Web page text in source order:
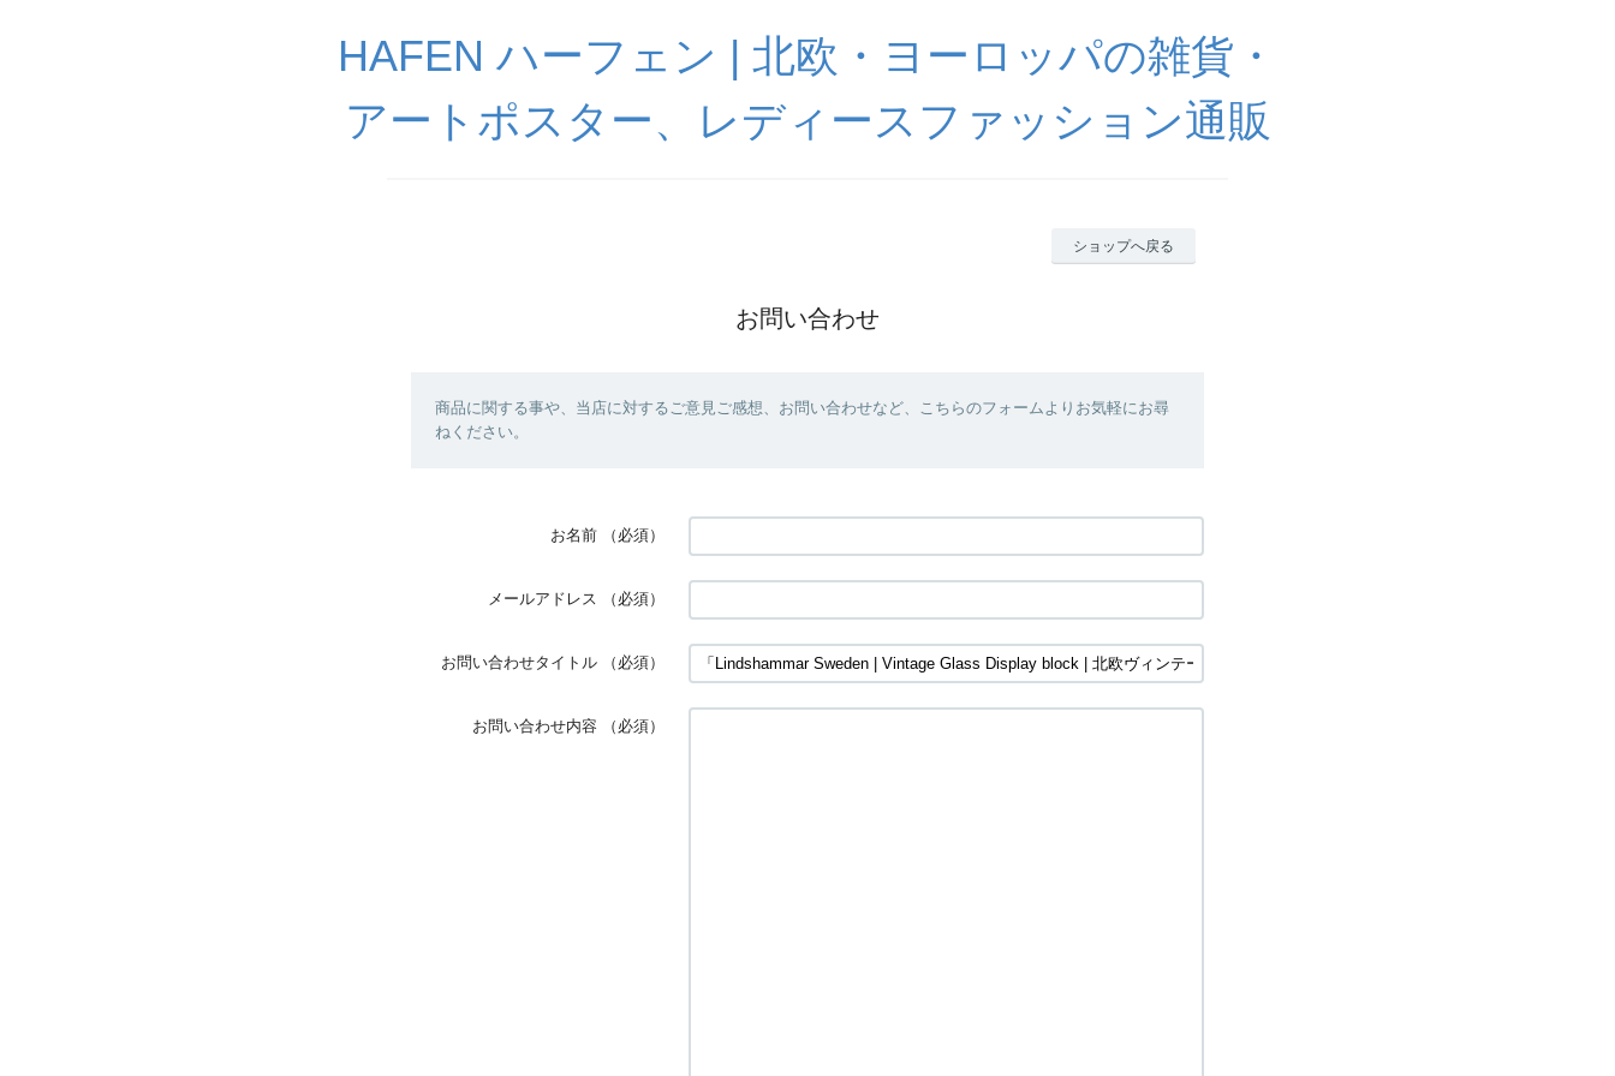
HAFEN ハーフェン | 北欧・ヨーロッパの雑貨・
アートポスター、レディースファッション通販
ショップへ戻る
お問い合わせ
商品に関する事や、当店に対するご意見ご感想、お問い合わせなど、こちらのフォームよりお気軽にお尋
ねください。
お名前 （必須）
メールアドレス （必須）
お問い合わせタイトル （必須）
お問い合わせ内容 （必須）